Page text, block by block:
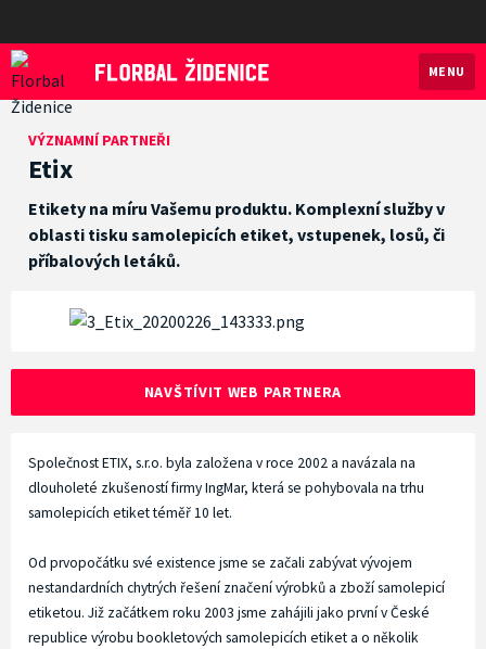
Florbal Židenice
MENU
VÝZNAMNÍ PARTNEŘI
Etix
Etikety na míru Vašemu produktu. Komplexní služby v
oblasti tisku samolepicích etiket, vstupenek, losů, či
příbalových letáků.
NAVŠTÍVIT WEB PARTNERA
Společnost ETIX, s.r.o. byla založena v roce 2002 a navázala na
dlouholeté zkušeností firmy IngMar, která se pohybovala na trhu
samolepicích etiket téměř 10 let.
Od prvopočátku své existence jsme se začali zabývat vývojem
nestandardních chytrých řešení značení výrobků a zboží samolepicí
etiketou. Již začátkem roku 2003 jsme zahájili jako první v České
republice výrobu bookletových samolepicích etiket a o několik